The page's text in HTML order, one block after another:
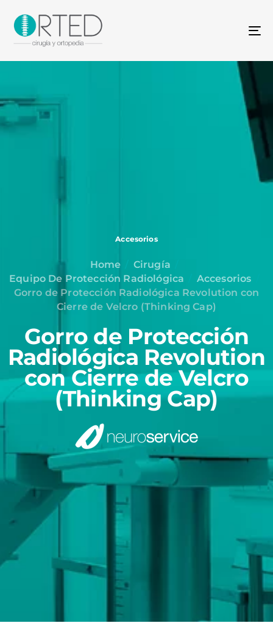
Accesorios
Home
Cirugía
Equipo De Protección Radiológica
Accesorios
Gorro de Protección Radiológica Revolution con
Cierre de Velcro (Thinking Cap)
Gorro de Protección
Radiológica Revolution
con Cierre de Velcro
(Thinking Cap)